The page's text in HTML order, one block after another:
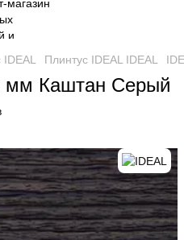
Плинтус IDEAL IDEAL
мм Каштан Серый